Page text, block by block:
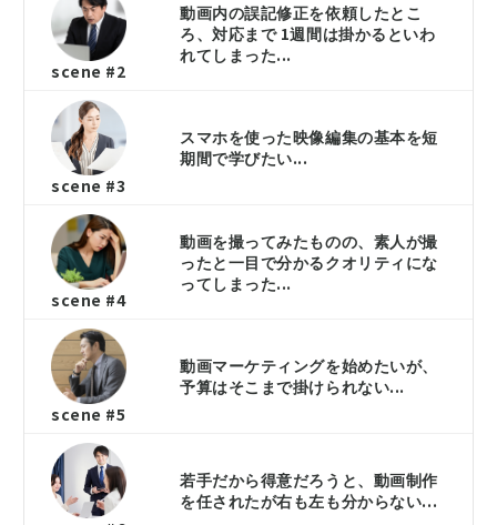
scene #2
動画内の誤記修正を依頼したとこ
ろ、対応まで 1週間は掛かるといわ
れてしまった...
scene #3
スマホを使った映像編集の基本を短
期間で学びたい...
scene #4
動画を撮ってみたものの、素人が撮
ったと一目で分かるクオリティにな
ってしまった...
scene #5
動画マーケティングを始めたいが、
予算はそこまで掛けられない...
若手だから得意だろうと、動画制作
を任されたが右も左も分からない...